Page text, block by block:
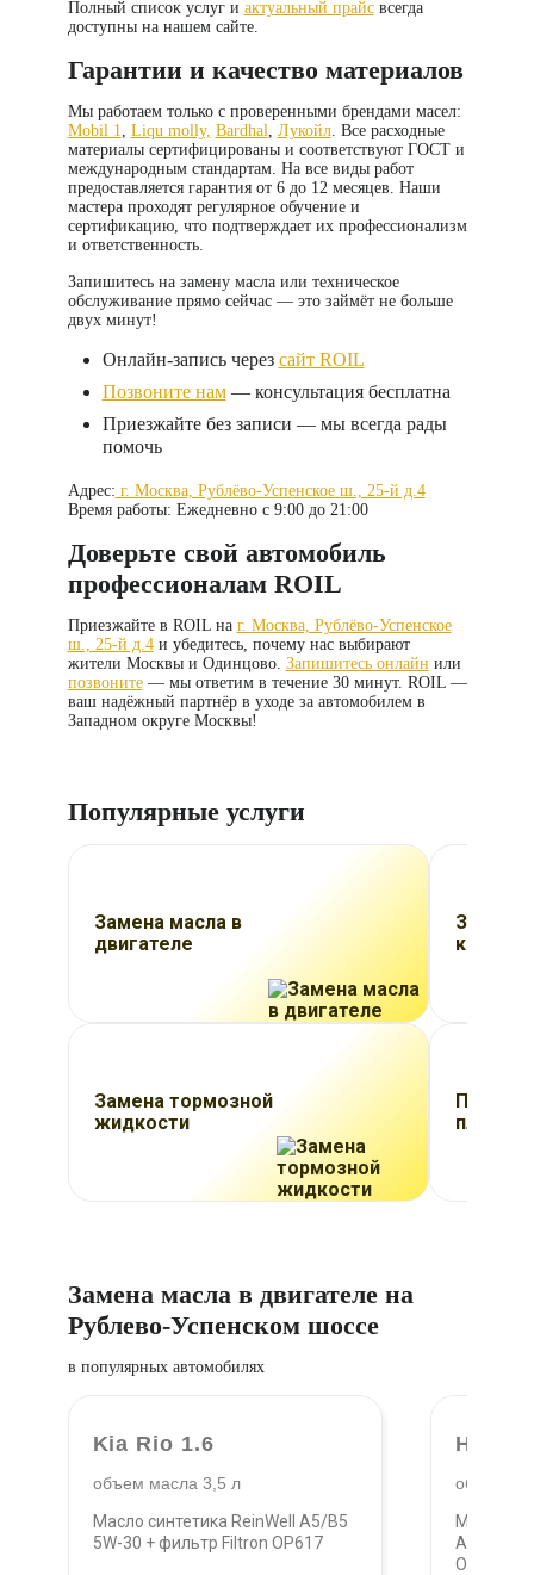
Полный список услуг и актуальный прайсвсегда
доступны на нашем сайте.
Гарантии и качество материалов
Мы работаем только с проверенными брендами масел:
Mobil 1, Liqu molly, Bardhal, Лукойл. Все расходные
материалы сертифицированы и соответствуют ГОСТ и
международным стандартам. На все виды работ
предоставляется гарантия от 6 до 12 месяцев. Наши
мастера проходят регулярное обучение и
сертификацию, что подтверждает их профессионализм
и ответственность.
Запишитесь на замену масла или техническое
обслуживание прямо сейчас — это займёт не больше
двух минут!
Онлайн-запись через сайт ROIL
Позвоните нам— консультация бесплатна
Приезжайте без записи — мы всегда рады
помочь
Адрес: г. Москва, Рублёво-Успенское ш., 25-й д.4
Время работы: Ежедневно с 9:00 до 21:00
Доверьте свой автомобиль
профессионалам ROIL
Приезжайте в ROIL на г. Москва, Рублёво-Успенское
ш., 25-й д.4и убедитесь, почему нас выбирают
жители Москвы и Одинцово. Запишитесь онлайн или
позвоните— мы ответим в течение 30 минут. ROIL —
ваш надёжный партнёр в уходе за автомобилем в
Западном округе Москвы!
Популярные услуги
Замена масла в
двигателе
Замена тормозной
жидкости
Замена масла в двигателе на
Рублево-Успенском шоссе
в популярных автомобилях
Kia Rio 1.6
объем масла 3,5 л
Масло синтетика ReinWell A5/B5
5W-30 + фильтр Filtron OP617
объем
Масло
OP617